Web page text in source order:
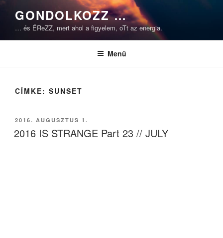
Tartalomhoz
GONDOLKOZZ …
… és ÉReZZ, mert ahol a figyelem, oTt az energia.
Menü
CÍMKE: SUNSET
BEKÜLDVE:
2016. AUGUSZTUS 1.
2016 IS STRANGE Part 23 // JULY